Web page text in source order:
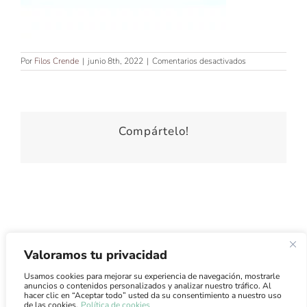
Valoramos tu privacidad
Usamos cookies para mejorar su experiencia de navegación, mostrarle
anuncios o contenidos personalizados y analizar nuestro tráfico. Al
hacer clic en “Aceptar todo” usted da su consentimiento a nuestro uso
Por Filos Crende | junio 8th, 2022 | Comentarios desactivados
Compártelo!
Atención al Cliente·Condiciones de Uso·Condiciones de
Venta·Envíos